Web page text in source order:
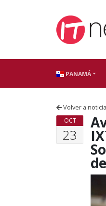
PANAMÁ
Volver a
OCT
23